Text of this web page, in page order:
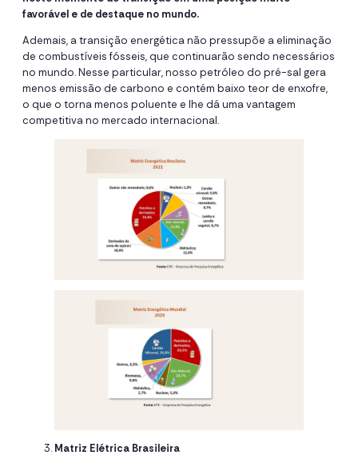
favorável e de destaque no mundo.
Ademais, a transição energética não pressupõe a eliminação
de combustíveis fósseis, que continuarão sendo necessários
no mundo. Nesse particular, nosso petróleo do pré-sal gera
menos emissão de carbono e contém baixo teor de enxofre,
o que o torna menos poluente e lhe dá uma vantagem
competitiva no mercado internacional.
Matriz Elétrica Brasileira